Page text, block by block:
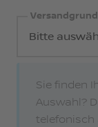
Versandgrund
Sie finden
Auswahl?
telefonisch